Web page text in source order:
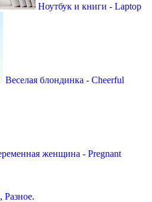
Ноутбук и книги - Laptop
Веселая блондинка - Сheerful
женщина - Pregnant
, Разное.